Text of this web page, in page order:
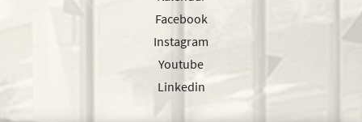
Facebook
Instagram
Youtube
Linkedin